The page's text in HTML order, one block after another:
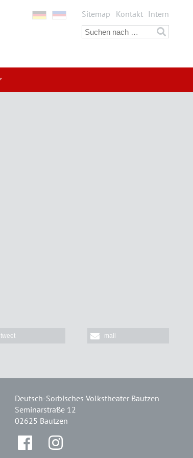
Sitemap Kontakt Intern
tweet mail
Deutsch-Sorbisches Volkstheater Bautzen
Seminarstraße 12
02625 Bautzen